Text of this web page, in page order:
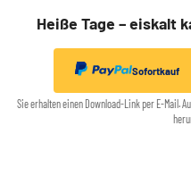
Heiße Tage – eiskalt
Sofortkauf
Sie erhalten einen Download-Link per E-Mail.